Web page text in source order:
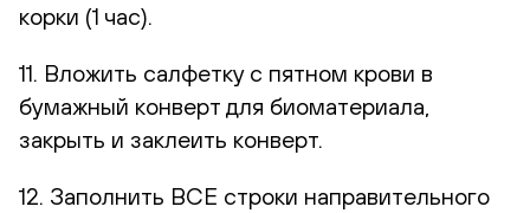
корки (1 час).
11. Вложить салфетку с пятном крови в
бумажный конверт для биоматериала,
закрыть и заклеить конверт.
12. Заполнить ВСЕ строки направительного